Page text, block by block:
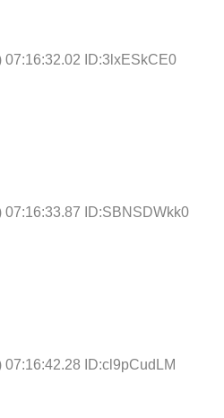
07:16:32.02 ID:3lxESkCE0
07:16:33.87 ID:SBNSDWkk0
07:16:42.28 ID:cl9pCudLM